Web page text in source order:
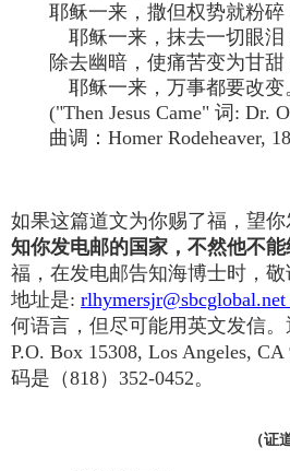
耶稣一来，撒但权势就粉碎
耶稣一来，抹去一切眼泪
除去幽暗，使痛苦变为甘甜
耶稣一来，万事都要改变
("Then Jesus Came" 词: Dr.
曲调：Homer Rodeheaver,
如果这篇道文为你赐了福，望你
知你发电邮的国家，不然他不
福，在发电邮告知海博士时，
地址是:
何语言，但尽可能用英文发信
P.O. Box 15308, Los Angeles,
码是（818）352-0452。
（证